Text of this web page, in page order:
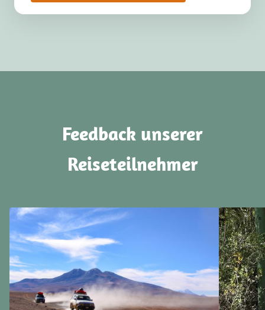
Feedback unserer
Reiseteilnehmer